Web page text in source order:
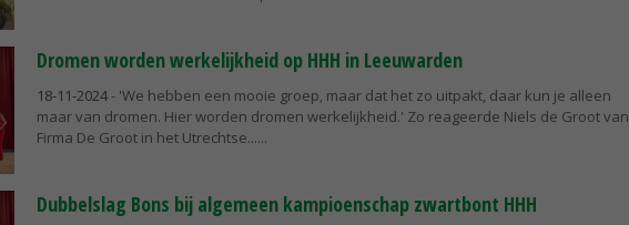
Dromen worden werkelijkheid op HHH in Leeuwarden
18-11-2024- 'We hebben een mooie groep, maar dat het zo uitpakt, daar kun je alleen
maar van dromen. Hier worden dromen werkelijkheid.' Zo reageerde Niels de Groot van
Firma De Groot in het Utrechtse...
Dubbelslag Bons bij algemeen kampioenschap zwartbont HHH